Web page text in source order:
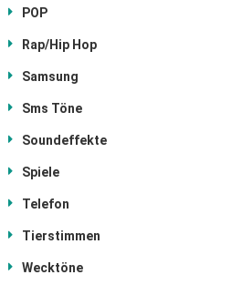
POP
Rap/Hip Hop
Samsung
Sms Töne
Soundeffekte
Spiele
Telefon
Tierstimmen
Wecktöne